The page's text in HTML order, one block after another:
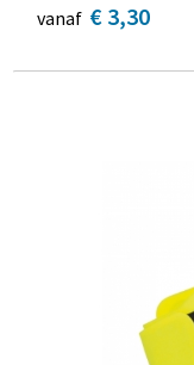
vanaf € 3,30